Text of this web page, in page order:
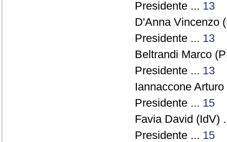
Presidente ... 13
D'Anna Vincenzo
Presidente ... 13
Beltrandi Marco
Presidente ... 13
Iannaccone
Presidente ... 15
Favia David (IdV)
Presidente ... 15